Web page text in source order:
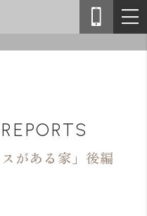
がある家」後編